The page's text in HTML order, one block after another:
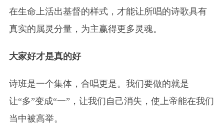
在生命上活出基督的样式，才能让所唱的诗歌具有
真实的属灵分量，为主赢得更多灵魂。
大家好才是真的好
诗班是一个集体，合唱更是。我们要做的就是
让“多”变成“一”，让我们自己消失，使上帝能在我们
当中被高举。